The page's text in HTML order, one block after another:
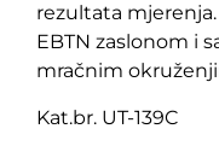
rezultata mjerenja.
EBTN zaslonom i
mračnim
Kat.br. UT-139C